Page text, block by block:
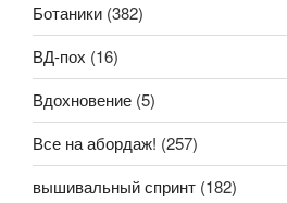
Ботаники (382)
ВД-пох (16)
Вдохновение (5)
Все на абордаж! (257)
вышивальный спринт (182)